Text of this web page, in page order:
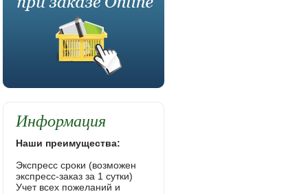
Информация
Наши преимущества:
Экспресс сроки (возможен
экспресс-заказ за 1 сутки)
Учет всех пожеланий и